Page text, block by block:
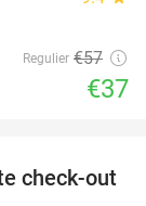
Regulier €57
€37
41%
check-out